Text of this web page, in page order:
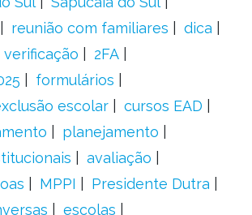
reunião com familiares
dica
2FA
formulários
escolar
cursos EAD
planejamento
avaliação
MPPI
Presidente Dutra
escolas